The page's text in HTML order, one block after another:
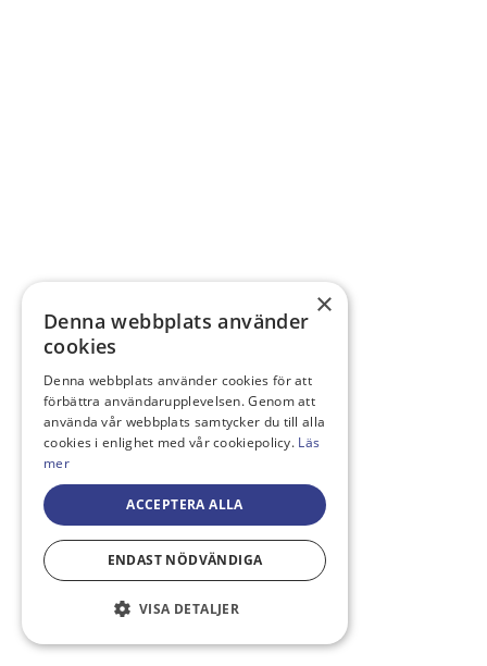
×
Denna webbplats använder
cookies
Denna webbplats använder cookies för att
förbättra användarupplevelsen. Genom att
använda vår webbplats samtycker du till alla
cookies i enlighet med vår cookiepolicy. Läs
mer
ACCEPTERA ALLA
ENDAST NÖDVÄNDIGA
VISA DETALJER